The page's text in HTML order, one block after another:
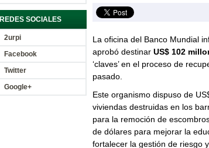
REDES SOCIALES
2urpi
Facebook
Twitter
Google+
La oficina del Banco Mundial
aprobó destinar US$ 102
‘claves’ en el proceso de
pasado.
Este organismo dispuso de
viviendas destruidas en los
para la remoción de
de dólares para mejorar la
fortalecer la gestión de riesgo